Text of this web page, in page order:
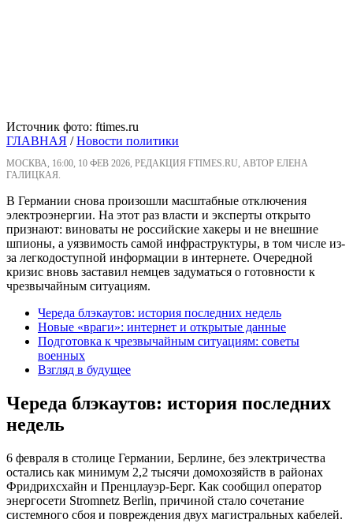
Источник фото: ftimes.ru
ГЛАВНАЯ /Новости политики
МОСКВА, 16:00, 10 ФЕВ 2026, РЕДАКЦИЯ FTIMES.RU, АВТОР ЕЛЕНА
ГАЛИЦКАЯ.
В Германии снова произошли масштабные отключения
электроэнергии. На этот раз власти и эксперты открыто
признают: виноваты не российские хакеры и не внешние
шпионы, а уязвимость самой инфраструктуры, в том числе из-
за легкодоступной информации в интернете. Очередной
кризис вновь заставил немцев задуматься о готовности к
чрезвычайным ситуациям.
Череда блэкаутов: история последних недель
Новые «враги»: интернет и открытые данные
Подготовка к чрезвычайным ситуациям: советы
военных
Взгляд в будущее
Череда блэкаутов: история последних
недель
6 февраля в столице Германии, Берлине, без электричества
остались как минимум 2,2 тысячи домохозяйств в районах
Фридрихсхайн и Пренцлауэр-Берг. Как сообщил оператор
энергосети Stromnetz Berlin, причиной стало сочетание
системного сбоя и повреждения двух магистральных кабелей.